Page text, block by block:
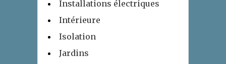
Installations électriques
Intérieure
Isolation
Jardins